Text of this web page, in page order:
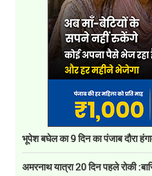
भूपेश बघेल का 9 दिन का पंजाब दौरा
अमरनाथ यात्रा 20 दिन पहले रोकी